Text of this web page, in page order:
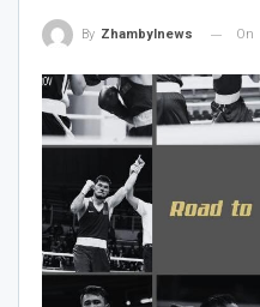
By Zhambylnews On